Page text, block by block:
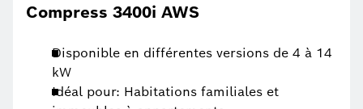
Compress 3400i AWS
Disponible en différentes versions de 4 à 14
kW
Idéal pour: Habitations familiales et